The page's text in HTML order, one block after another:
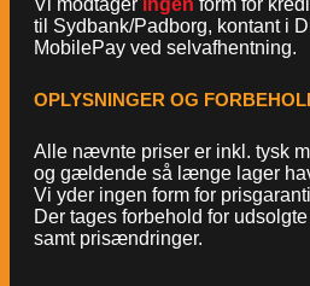
Vi modtager ingen form for
til Sydbank/Padborg, kontant i
MobilePay ved selvafhentning.
OPLYSNINGER OG
Alle nævnte priser er inkl. tysk
og gældende så længe lager
Vi yder ingen form for
Der tages forbehold for udsolgte
samt prisændringer.